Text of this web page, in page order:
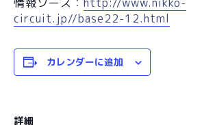
circuit.jp//base22-12.html
カレンダーに追加
詳細